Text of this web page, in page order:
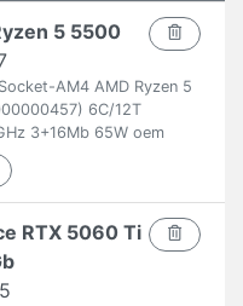
5 5500
AM4 AMD Ryzen 5
6C/12T
3+16Mb 65W oem
RTX 5060 Ti